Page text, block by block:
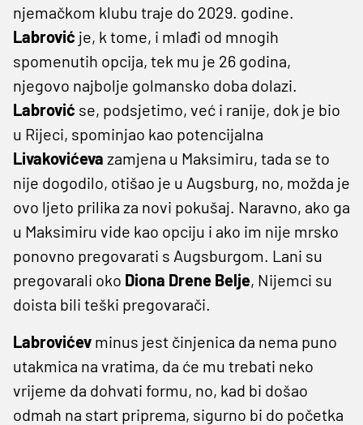
njemačkom klubu traje do 2029. godine.
Labrović je, k tome, i mlađi od mnogih
spomenutih opcija, tek mu je 26 godina,
njegovo najbolje golmansko doba dolazi.
Labrović se, podsjetimo, već i ranije, dok je bio
u Rijeci, spominjao kao potencijalna
Livakovićeva zamjena u Maksimiru, tada se to
nije dogodilo, otišao je u Augsburg, no, možda je
ovo ljeto prilika za novi pokušaj. Naravno, ako ga
u Maksimiru vide kao opciju i ako im nije mrsko
ponovno pregovarati s Augsburgom. Lani su
pregovarali oko Diona Drene Belje, Nijemci su
doista bili teški pregovarači.
Labrovićev minus jest činjenica da nema puno
utakmica na vratima, da će mu trebati neko
vrijeme da dohvati formu, no, kad bi došao
odmah na start priprema, sigurno bi do početka